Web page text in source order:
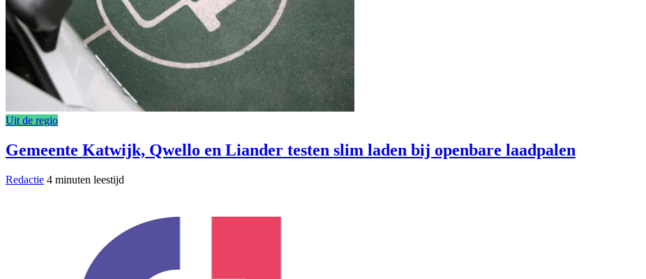
Uit de regio
Gemeente Katwijk, Qwello en Liander testen slim laden bij openbare laadpalen
Redactie 4 minuten leestijd